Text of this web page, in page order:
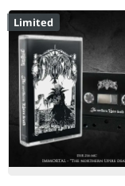
Limited